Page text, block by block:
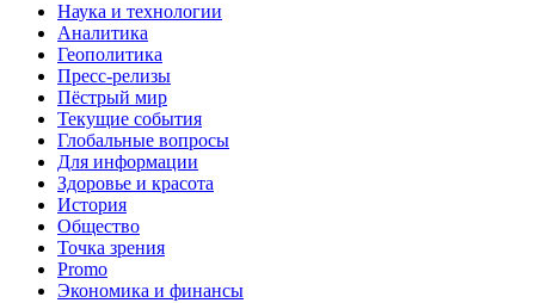
Наука и технологии
Аналитика
Геополитика
Пресс-релизы
Пёстрый мир
Текущие события
Глобальные вопросы
Для информации
Здоровье и красота
История
Общество
Точка зрения
Promo
Экономика и финансы